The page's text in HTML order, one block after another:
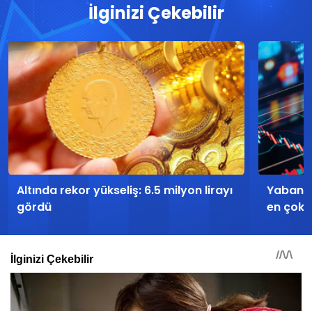
İlginizi Çekebilir
Altında rekor yükseliş: 6.5 milyon lirayı
gördü
en çok